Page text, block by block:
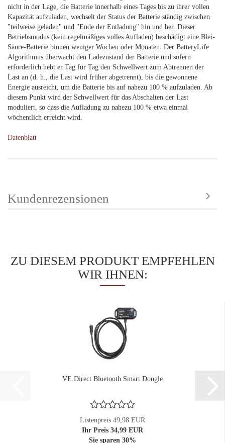
nicht in der Lage, die Batterie innerhalb eines Tages bis zu ihrer vollen
Kapazität aufzuladen, wechselt der Status der Batterie ständig zwischen
"teilweise geladen" und "Ende der Entladung" hin und her. Dieser
Betriebsmodus (kein regelmäßiges volles Aufladen) beschädigt eine Blei-
Säure-Batterie binnen weniger Wochen oder Monaten. Der BatteryLife
Algorithmus überwacht den Ladezustand der Batterie und sofern
erforderlich hebt er Tag für Tag den Schwellwert zum Abtrennen der
Last an (d. h., die Last wird früher abgetrennt), bis die gewonnene
Energie ausreicht, um die Batterie bis auf nahezu 100 % aufzuladen. Ab
diesem Punkt wird der Schwellwert für das Abschalten der Last
moduliert, so dass die Aufladung zu nahezu 100 % etwa einmal
wöchentlich erreicht wird.
Datenblatt
Kundenrezensionen
ZU DIESEM PRODUKT EMPFEHLEN
WIR IHNEN:
VE.Direct Bluetooth Smart Dongle
Listenpreis 49,98 EUR
Ihr Preis 34,99 EUR
Sie sparen 30%